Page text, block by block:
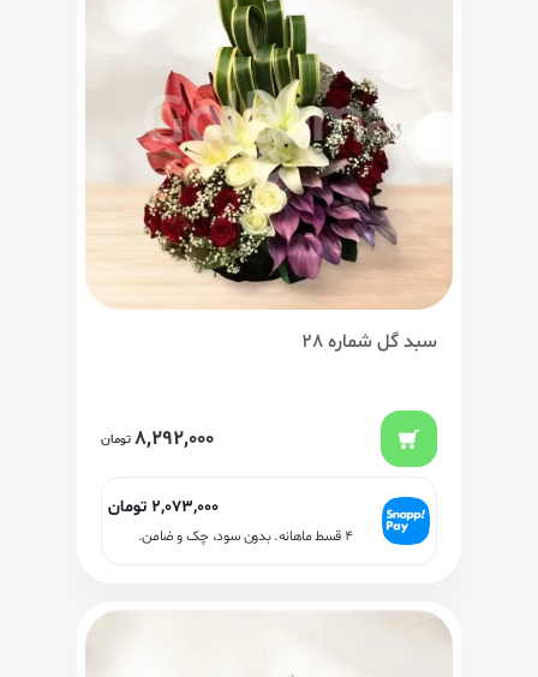
سبد گل شماره 28
8,292,000 تومان
2,073,000 تومان
۴ قسط ماهانه. بدون سود، چک و ضامن.